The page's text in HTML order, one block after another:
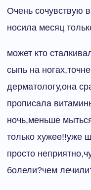
Очень сочувствую
носила месяц
может кто
сыпь на
дерматологу,она
прописала
ночь,меньше
только хужее!!уже
просто
болели?чем